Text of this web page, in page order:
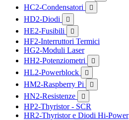
HC2-Condensatori 
HD2-Diodi 
HE2-Fusibili 
HF2-Interruttori Termici
HG2-Moduli Laser
HH2-Potenziometri

HL2-Powerblock 
HM2-Raspberry Pi 
HN2-Resistenze 
HP2-Thyristor - SCR
HR2-Thyristor e Diodi Hi-Power